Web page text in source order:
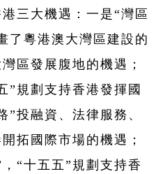
三大機遇：一是“灣區
了粵港澳大灣區建設的
區發展腹地的機遇；
”規劃支持香港發揮國
”投融資、法律服務、
拓國際市場的機遇；
“十五五”規劃支持香